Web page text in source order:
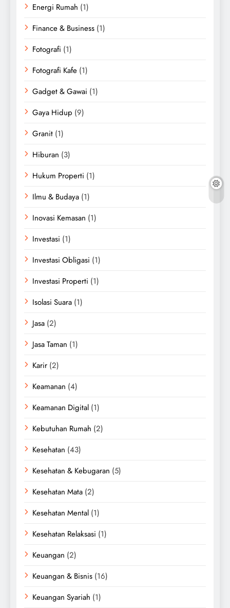
Energi Rumah (1)
Finance & Business (1)
Fotografi (1)
Fotografi Kafe (1)
Gadget & Gawai (1)
Gaya Hidup (9)
Granit (1)
Hiburan (3)
Hukum Properti (1)
Ilmu & Budaya (1)
Inovasi Kemasan (1)
Investasi (1)
Investasi Obligasi (1)
Investasi Properti (1)
Isolasi Suara (1)
Jasa (2)
Jasa Taman (1)
Karir (2)
Keamanan (4)
Keamanan Digital (1)
Kebutuhan Rumah (2)
Kesehatan (43)
Kesehatan & Kebugaran (5)
Kesehatan Mata (2)
Kesehatan Mental (1)
Kesehatan Relaksasi (1)
Keuangan (2)
Keuangan & Bisnis (16)
Keuangan Syariah (1)